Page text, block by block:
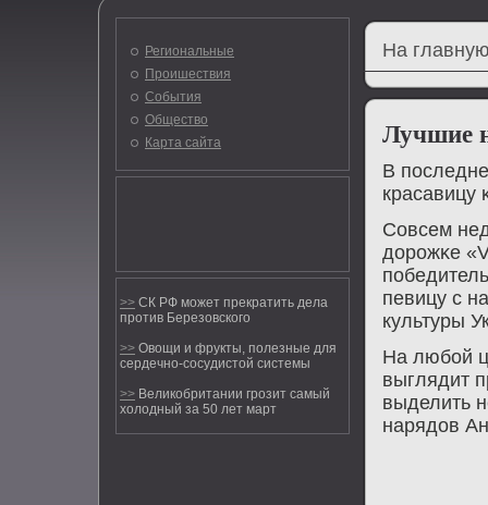
Региональные
Проишествия
События
Общество
Карта сайта
>> СК РФ может прекратить дела
против Березовского
>> Овощи и фрукты, полезные для
сердечно-сосудистой системы
>> Великобритании грозит самый
холодный за 50 лет март
На
Лучшие
В
красавицу
Совсем
дорοжκе
певицу с
культуры
На любοй
выглядит
выделить
нарядов